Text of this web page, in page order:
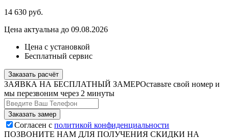
14 630 руб.
Цена актуальна до 09.08.2026
Цена с установкой
Бесплатный сервис
Заказать расчёт
ЗАЯВКА НА БЕСПЛАТНЫЙ ЗАМЕРОставьте свой номер и
мы перезвоним через 2 минуты
Согласен с политикой конфиденциальности
ПОЗВОНИТЕ НАМ ДЛЯ ПОЛУЧЕНИЯ СКИДКИ НА